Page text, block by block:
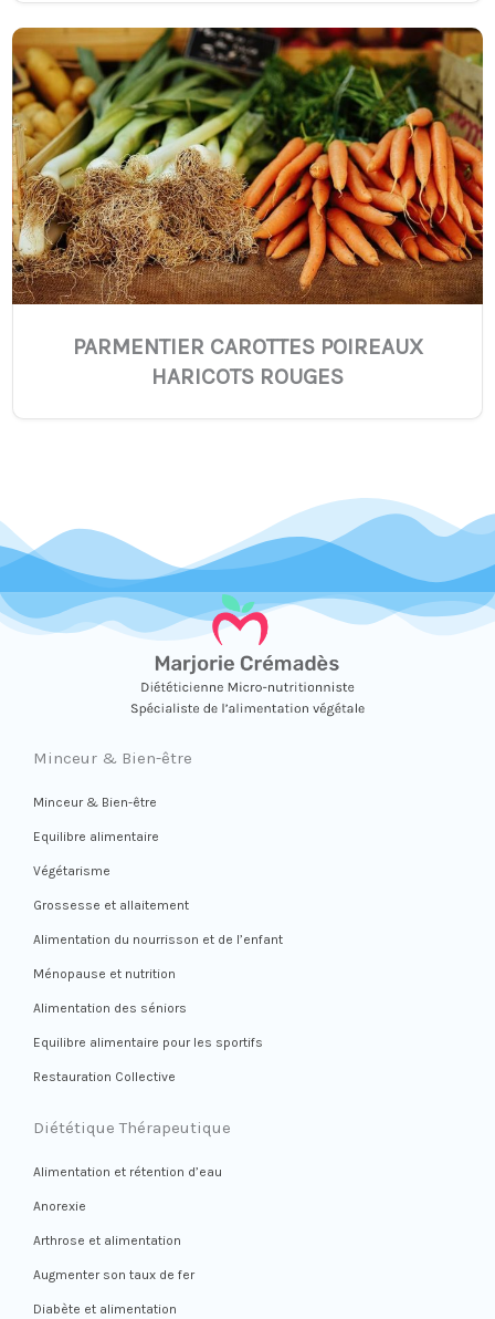
PARMENTIER CAROTTES POIREAUX
HARICOTS ROUGES
Minceur & Bien-être
Minceur & Bien-être
Equilibre alimentaire
Végétarisme
Grossesse et allaitement
Alimentation du nourrisson et de l’enfant
Ménopause et nutrition
Alimentation des séniors
Equilibre alimentaire pour les sportifs
Restauration Collective
Diététique Thérapeutique
Alimentation et rétention d’eau
Anorexie
Arthrose et alimentation
Augmenter son taux de fer
Diabète et alimentation